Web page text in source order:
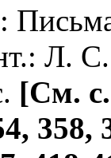
Л.
[См. с.
358,